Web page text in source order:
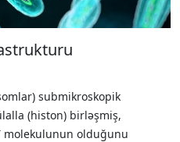
submikroskopik
(histon) birləşmiş,
molekulunun olduğunu